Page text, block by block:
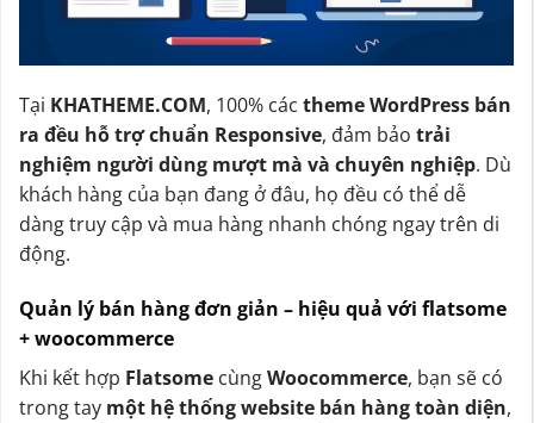
Tại KHATHEME.COM, 100% các theme WordPress bán
ra đều hỗ trợ chuẩn Responsive, đảm bảo trải
nghiệm người dùng mượt mà và chuyên nghiệp. Dù
khách hàng của bạn đang ở đâu, họ đều có thể dễ
dàng truy cập và mua hàng nhanh chóng ngay trên di
động.
Quản lý bán hàng đơn giản – hiệu quả với flatsome
+ woocommerce
Khi kết hợp Flatsome cùngWoocommerce, bạn sẽ có
trong tay một hệ thống website bán hàng toàn diện,